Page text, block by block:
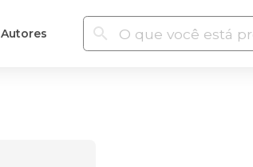
Autores